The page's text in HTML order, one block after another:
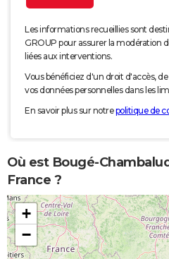
Les informations recueillies sont
GROUP pour assurer la modération
liées aux interventions.
Vous bénéficiez d'un droit d'accès,
vos données personnelles dans les
En savoir plus sur notrepolitique de
Où est Bougé-
France ?
+
−